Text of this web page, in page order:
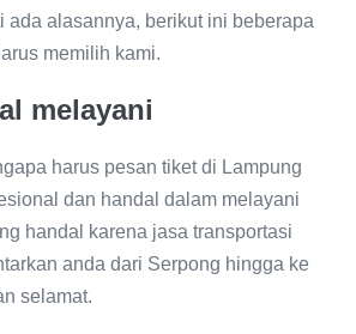
ada alasannya, berikut ini beberapa
memilih kami.
melayani
harus pesan tiket di Lampung
dan handal dalam melayani
handal karena jasa transportasi
anda dari Serpong hingga ke
selamat.